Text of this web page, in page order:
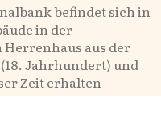
befindet sich in
in der
aus der
Jahrhundert) und
Zeit erhalten